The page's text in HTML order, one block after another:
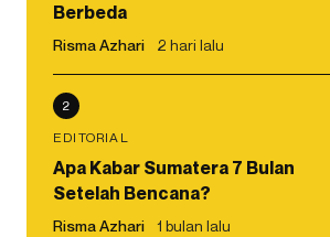
Berbeda
Risma Azhari 2 hari lalu
2
EDITORIAL
Apa Kabar Sumatera 7 Bulan
Setelah Bencana?
Risma Azhari 1 bulan lalu